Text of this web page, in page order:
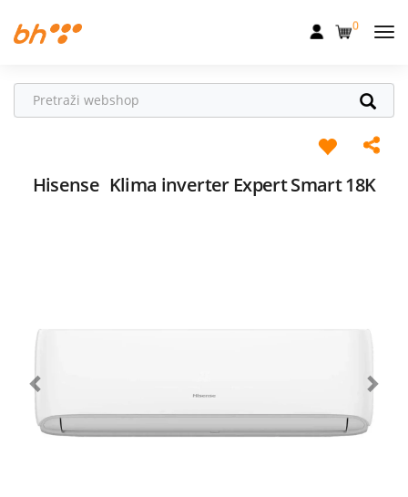
Fiksna
Televizija
Akcije
0
Hisense Klima inverter Expert Smart 18K